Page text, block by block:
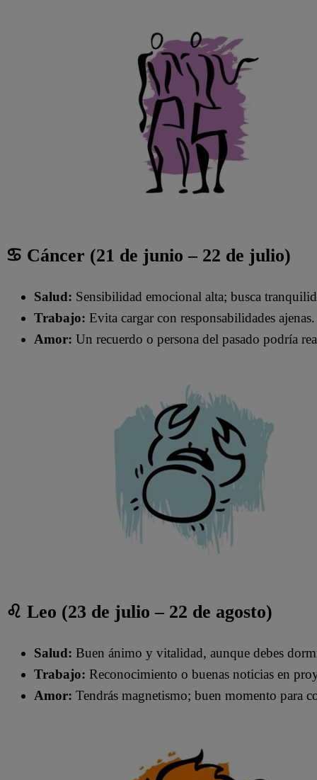
♋ Cáncer (21 de junio – 22 de julio)
Salud: Sensibilidad emocional alta; busca
Trabajo: Evita cargar con responsabilidades ajenas.
Amor: Un recuerdo o persona del pasado podría
♌ Leo (23 de julio – 22 de agosto)
Salud: Buen ánimo y vitalidad, aunque debes
Trabajo: Reconocimiento o buenas noticias en
Amor: Tendrás magnetismo; buen momento para